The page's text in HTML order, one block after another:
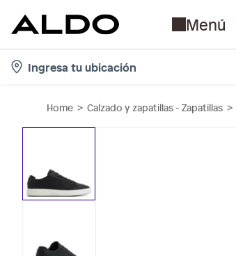
Menú
Ingresa tu ubicación
Home Calzado y zapatillas - Zapatillas